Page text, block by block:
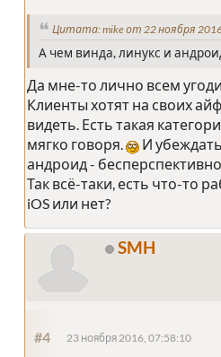
Цитата: mike от 22 ноября
А чем винда, линукс и
Да мне-то лично всем
Клиенты хотят на своих
видеть. Есть такая
мягко говоря.
И
андроид -
Так всё-таки, есть что-то
iOS или нет?
SMH
#4 23 ноября 2016, 07:58:10